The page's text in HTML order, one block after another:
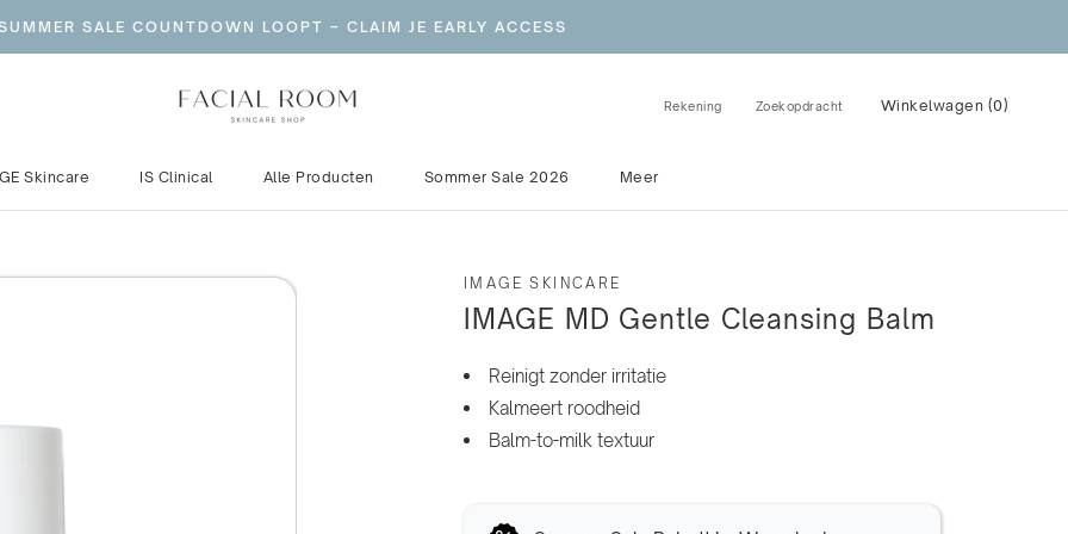
SALE COUNTDOWN LOOPT – CLAIM JE EARLY ACCESS
Skincare
IS Clinical
Alle Producten
Sommer Sale 2026
Meer
Rekening Zoekopdracht Winkelwagen (0)
IMAGE SKINCARE
IMAGE MD Gentle Cleansing Balm
Reinigt zonder irritatie
Kalmeert roodheid
Balm-to-milk textuur